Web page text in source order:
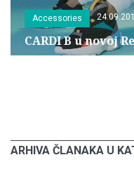
Accessories
CARDI B u novoj
ARHIVA ČLANAKA U